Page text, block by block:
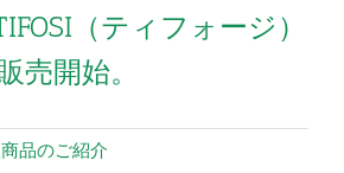
（ティフォージ）
売開始。
品のご紹介